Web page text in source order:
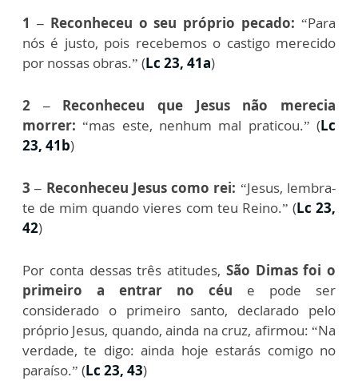
1 – Reconheceu o seu próprio pecado: “Para
nós é justo, pois recebemos o castigo merecido
por nossas obras.” (Lc 23, 41a)
2 – Reconheceu que Jesus não merecia
morrer: “mas este, nenhum mal praticou.” (Lc
23, 41b)
3 – Reconheceu Jesus como rei: “Jesus, lembra-
te de mim quando vieres com teu Reino.” (Lc 23,
42)
Por conta dessas três atitudes, São Dimas foi o
primeiro a entrar no céu e pode ser
considerado o primeiro santo, declarado pelo
próprio Jesus, quando, ainda na cruz, afirmou: “Na
verdade, te digo: ainda hoje estarás comigo no
paraíso.” (Lc 23, 43)